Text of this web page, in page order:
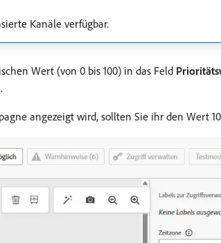
Kanäle verfügbar.
Wert (von 0 bis 100) in das Feld
angezeigt wird, sollten Sie ihr den Wert